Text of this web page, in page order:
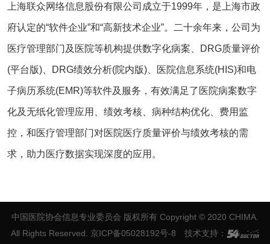
上海联众网络信息股份有限公司成立于1999年，是上海市政
府认定的“软件企业”和“高新技术企业”。二十余年来，公司为
医疗管理部门及医院等机构提供数字化病案、DRG质量评价
(平台版)、DRG绩效分析(院内版)、医院信息系统(HIS)和电
子病历系统(EMR)等软件及服务，有效满足了医院病案数字
化及无纸化管理应用、绩效考核、病种结构优化、费用监
控，和医疗管理部门对医院医疗质量评价与绩效考核的需
求，助力医疗数据实现深度的应用。
中国医院协会信息专业委员会 版权所有 Copyright © 2020 CHIMA.
All Rights Reserved. 京ICP备05028192号-8 技术支持：